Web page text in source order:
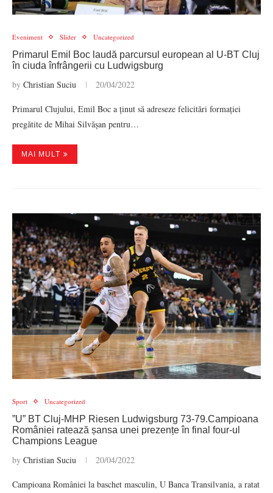
Eveniment Slider Uncategorized
Primarul Emil Boc laudă parcursul european al U-BT Cluj
în ciuda înfrângerii cu Ludwigsburg
by Christian Suciu 20/04/2022
Primarul Clujului, Emil Boc a ținut să adreseze felicitări formației
pregătite de Mihai Silvășan pentru…
MAI MULT
Sport Uncategorized
”U” BT Cluj-MHP Riesen Ludwigsburg 73-79.Campioana
României ratează șansa unei prezențe în final four-ul
Champions League
by Christian Suciu 20/04/2022
Campioana României la baschet masculin, U Banca Transilvania, a ratat